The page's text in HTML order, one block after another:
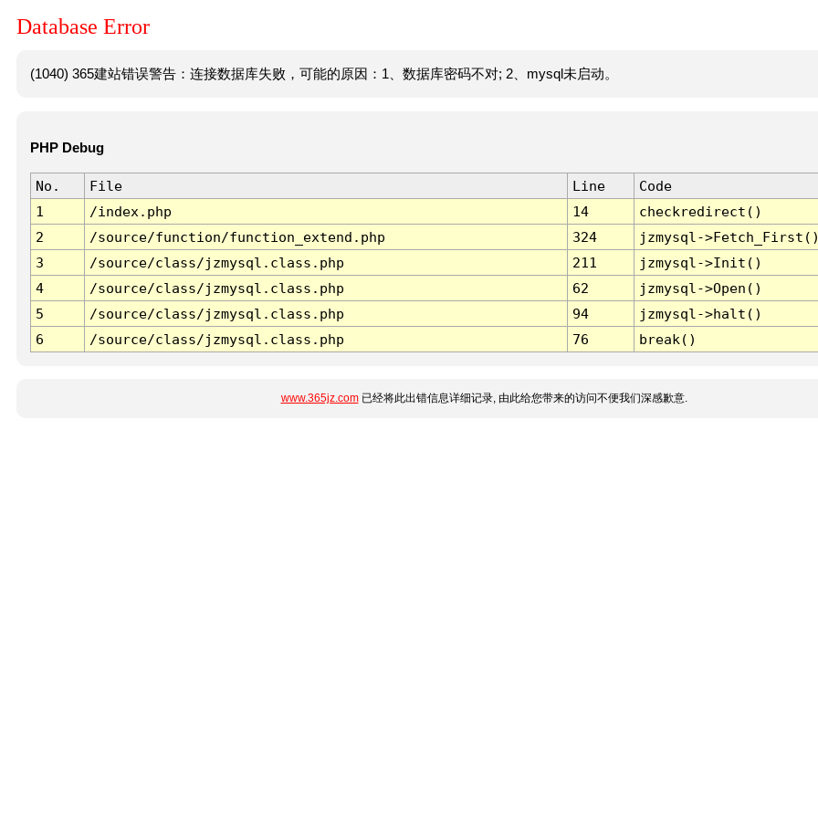
Database Error
(1040) 365建站错误警告：连接数据库失败，可能的原因：1、数据库密码不对; 2、mysql未启动。
PHP Debug
No. File Line
Code
1
/index.php 14
checkredirect()
2
/source/function/function_extend.php 324
jzmysql-
3
/source/class/jzmysql.class.php 211
jzmysql->Init()
4
/source/class/jzmysql.class.php 62
jzmysql->Open()
5
/source/class/jzmysql.class.php 94
jzmysql->halt()
6
/source/class/jzmysql.class.php 76 break()
www.365jz.com已经将此出错信息详细记录, 由此给您带来的访问不便我们深感歉意.